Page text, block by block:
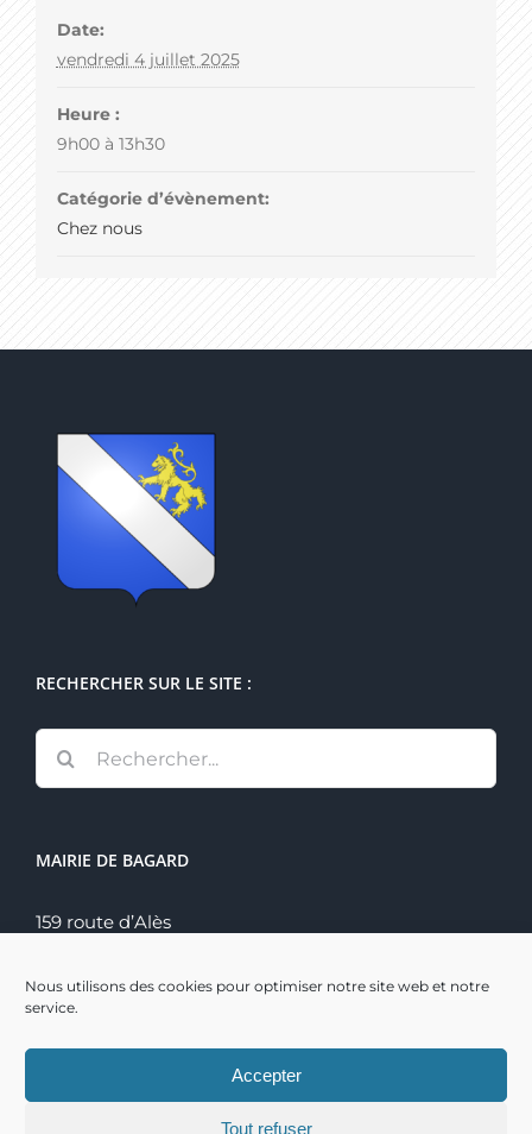
Nous utilisons des cookies pour optimiser notre site web et notre
service.
Accepter
Tout refuser
Date:
vendredi 4 juillet 2025
Heure :
9h00 à 13h30
Catégorie d’évènement:
Chez nous
RECHERCHER SUR LE SITE :
MAIRIE DE BAGARD
159 route d’Alès
Tél. : 04 66 60 70 22